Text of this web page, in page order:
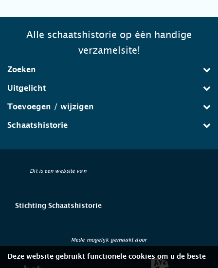
Alle schaatshistorie op één handige
verzamelsite!
Zoeken
Uitgelicht
Toevoegen / wijzigen
Schaatshistorie
Dit is een website van
Stichting Schaatshistorie
Mede mogelijk gemaakt door
Deze website gebruikt functionele cookies om u de beste